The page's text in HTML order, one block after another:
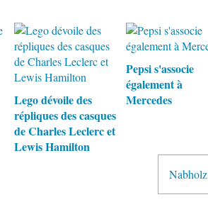
Lego dévoile des
répliques des casques
de Charles Leclerc et
Lewis Hamilton
Pepsi s'associe
également à
Mercedes
Nabholz